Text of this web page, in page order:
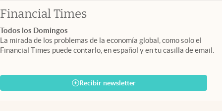
Financial Timesabre en nueva pestaña
Todos los Domingos
La mirada de los problemas de la economía global, como solo el
Financial Times puede contarlo, en español y en tu casilla de email.
Recibir newsletter